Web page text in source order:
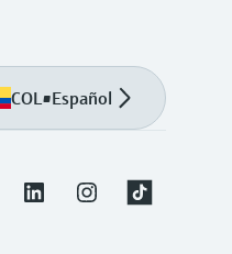
COL •Español